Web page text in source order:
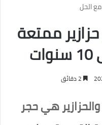
الحل
حزازير ممتعة
هي حجر